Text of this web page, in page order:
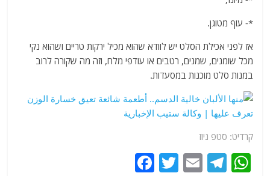
*- עוף מטוגן.
אז לפני אכילת הסלט יש לוודא שהוא מכיל ירקות טריים ושהוא נקי
מכל שומנים, שמנים, רטבים או עודפי מלח, וזה מה שקורה לרוב
במנות סלט מוכנות במסעדות.
קרדיט: סטפ ניוז
W
T
E
T